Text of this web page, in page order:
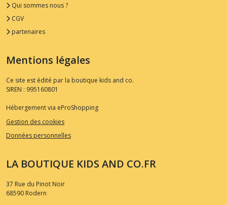
Qui sommes nous ?
CGV
partenaires
Mentions légales
Ce site est édité par la boutique kids and co.
SIREN : 995160801
Hébergement via eProShopping
Gestion des cookies
Données personnelles
LA BOUTIQUE KIDS AND CO.FR
37 Rue du Pinot Noir
68590 Rodern